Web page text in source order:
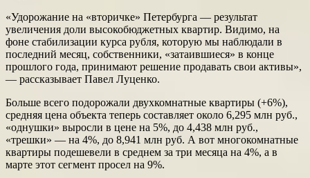
«Удорожание на «вторичке» Петербурга — результат
увеличения доли высокобюджетных квартир. Видимо, на
фоне стабилизации курса рубля, которую мы наблюдали в
последний месяц, собственники, «затаившиеся» в конце
прошлого года, принимают решение продавать свои активы»,
— рассказывает Павел Луценко.
Больше всего подорожали двухкомнатные квартиры (+6%),
средняя цена объекта теперь составляет около 6,295 млн руб.,
«однушки» выросли в цене на 5%, до 4,438 млн руб.,
«трешки» — на 4%, до 8,941 млн руб. А вот многокомнатные
квартиры подешевели в среднем за три месяца на 4%, а в
марте этот сегмент просел на 9%.